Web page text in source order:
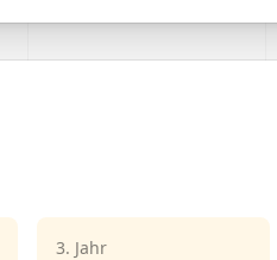
3. Jahr